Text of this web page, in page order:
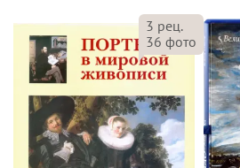
3 рец.
36 фото